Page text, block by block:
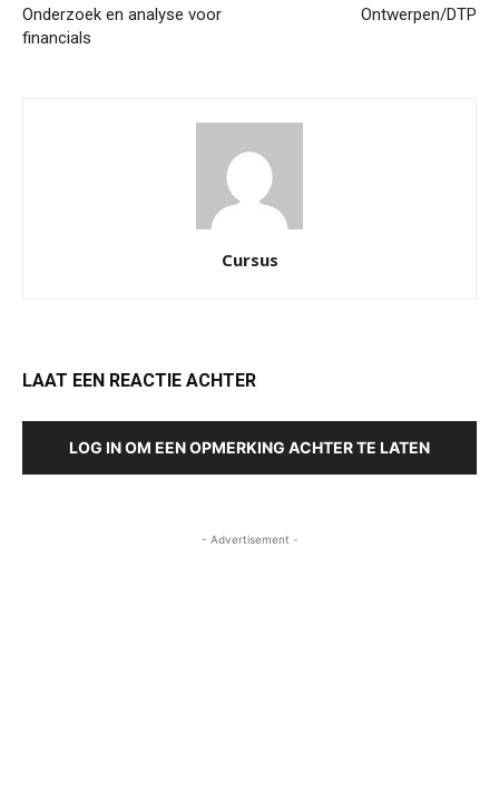
Onderzoek en analyse voor
financials
Ontwerpen/DTP
Cursus
LAAT EEN REACTIE ACHTER
LOG IN OM EEN OPMERKING ACHTER TE LATEN
- Advertisement -